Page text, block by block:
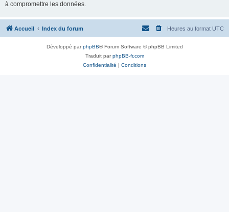
à compromettre les données.
Accueil Index du forum Heures au format UTC
Développé parphpBB® Forum Software © phpBB Limited
Traduit parphpBB-fr.com
Confidentialité | Conditions